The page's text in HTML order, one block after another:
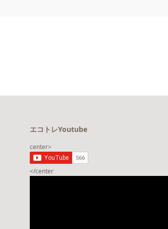
エコトレYoutube
center>
</center